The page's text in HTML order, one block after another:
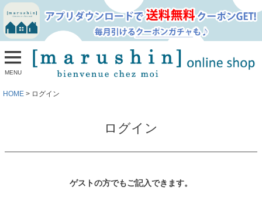
MENU
HOME ログイン
ログイン
ゲストの方でもご記入できます。